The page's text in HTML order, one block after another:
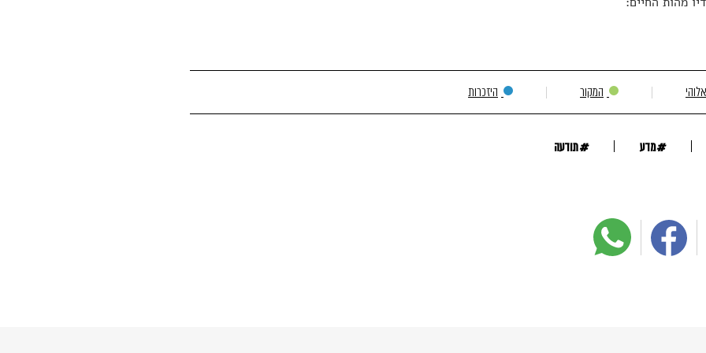
המקור היזכרות
#מדע #תודעה